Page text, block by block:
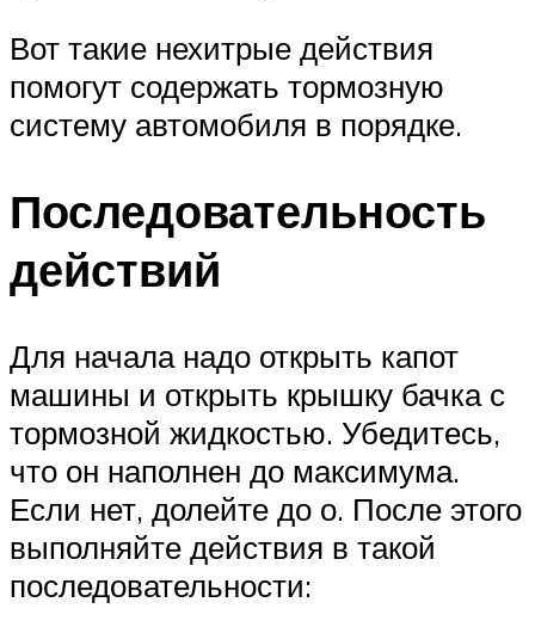
Вот такие нехитрые действия
помогут содержать тормозную
систему автомобиля в порядке.
Последовательность
действий
Для начала надо открыть капот
машины и открыть крышку бачка с
тормозной жидкостью. Убедитесь,
что он наполнен до максимума.
Если нет, долейте до о. После этого
выполняйте действия в такой
последовательности: